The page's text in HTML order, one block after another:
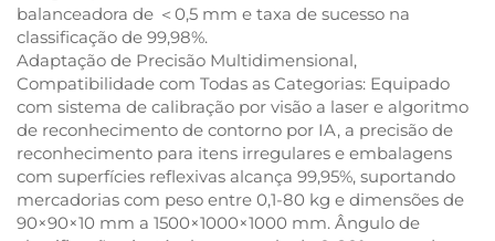
balanceadora de ＜0,5 mm e taxa de sucesso na
classificação de 99,98%.
Adaptação de Precisão Multidimensional,
Compatibilidade com Todas as Categorias: Equipado
com sistema de calibração por visão a laser e algoritmo
de reconhecimento de contorno por IA, a precisão de
reconhecimento para itens irregulares e embalagens
com superfícies reflexivas alcança 99,95%, suportando
mercadorias com peso entre 0,1-80 kg e dimensões de
90×90×10 mm a 1500×1000×1000 mm. Ângulo de